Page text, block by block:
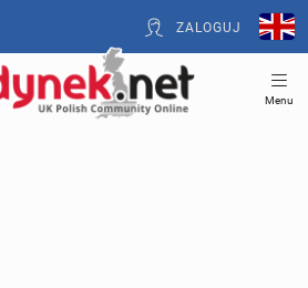
ZALOGUJ
Menu